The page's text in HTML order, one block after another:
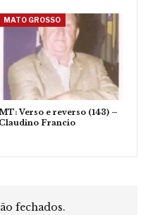
MATO GROSSO
Verso e reverso (143) –
Claudino Francio
fechados.